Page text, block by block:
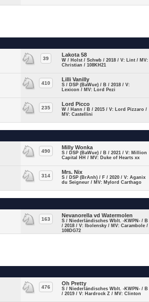
39
Lakota 58
W / Holst / Schwb / 2018 / V: Lint / MV:
Christian / 108KH21
410
Lilli Vanilly
S / DSP (BaWue) / B / 2018 / V:
Lexicon / MV: Lord Pezi
235
Lord Picco
W / Hann / B / 2015 / V: Lord Pizzaro /
MV: Castellini
490
Milly Wonka
S / DSP (BaWue) / B / 2021 / V: Million
Capital HH / MV: Duke of Hearts xx
314
Mrs. Nix
S / DSP (BrAnh) / F / 2020 / V: Aganix
du Seigneur / MV: Mylord Carthago
163
Nevanorella vd Watermolen
S / Niederländisches Wblt. -KWPN- / B
/ 2018 / V: Ibolensky / MV: Carambole /
108DG72
476
Oh Pretty
S / Niederländisches Wblt. -KWPN- / B
/ 2019 / V: Hardrock Z / MV: Clinton